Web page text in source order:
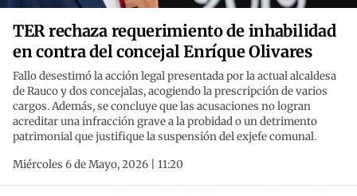
TER rechaza requerimiento de inhabilidad
en contra del concejal Enríque Olivares
Fallo desestimó la acción legal presentada por la actual alcaldesa
de Rauco y dos concejalas, acogiendo la prescripción de varios
cargos. Además, se concluye que las acusaciones no logran
acreditar una infracción grave a la probidad o un detrimento
patrimonial que justifique la suspensión del exjefe comunal.
Miércoles 6 de Mayo, 2026 | 11:20